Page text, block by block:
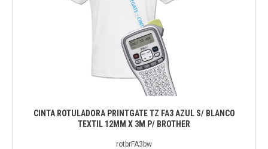
CINTA ROTULADORA PRINTGATE TZ FA3 AZUL S/ BLANCO
TEXTIL 12MM X 3M P/ BROTHER
rotbrFA3bw